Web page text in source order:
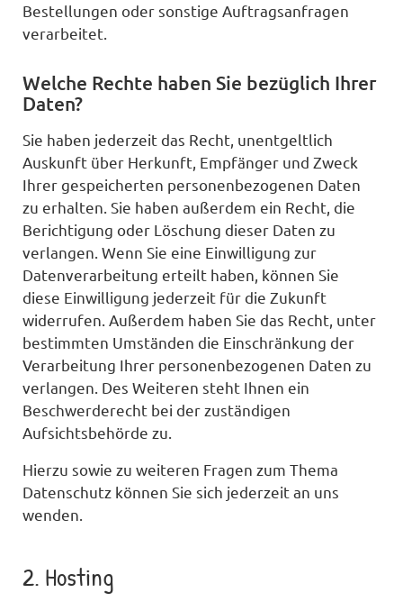
Bestellungen oder sonstige Auftragsanfragen
verarbeitet.
Welche Rechte haben Sie bezüglich Ihrer
Daten?
Sie haben jederzeit das Recht, unentgeltlich
Auskunft über Herkunft, Empfänger und Zweck
Ihrer gespeicherten personenbezogenen Daten
zu erhalten. Sie haben außerdem ein Recht, die
Berichtigung oder Löschung dieser Daten zu
verlangen. Wenn Sie eine Einwilligung zur
Datenverarbeitung erteilt haben, können Sie
diese Einwilligung jederzeit für die Zukunft
widerrufen. Außerdem haben Sie das Recht, unter
bestimmten Umständen die Einschränkung der
Verarbeitung Ihrer personenbezogenen Daten zu
verlangen. Des Weiteren steht Ihnen ein
Beschwerderecht bei der zuständigen
Aufsichtsbehörde zu.
Hierzu sowie zu weiteren Fragen zum Thema
Datenschutz können Sie sich jederzeit an uns
wenden.
2. Hosting